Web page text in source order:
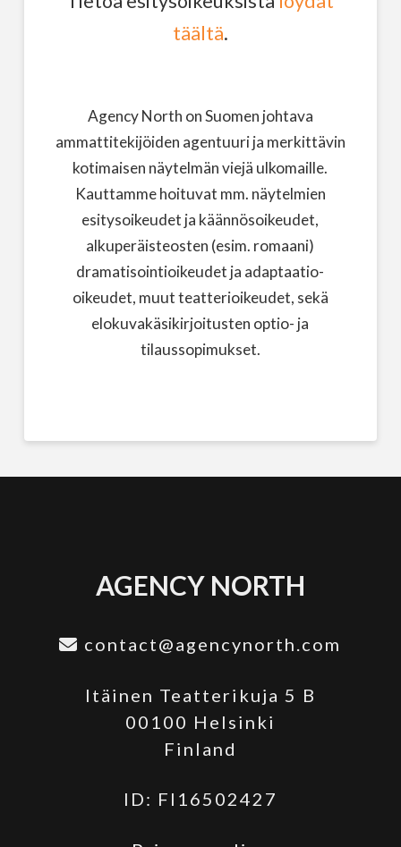
täältä.
Agency North on Suomen johtava
ammattitekijöiden agentuuri ja merkittävin
kotimaisen näytelmän viejä ulkomaille.
Kauttamme hoituvat mm. näytelmien
esitysoikeudet ja käännösoikeudet,
alkuperäisteosten (esim. romaani)
dramatisointioikeudet ja adaptaatio-
oikeudet, muut teatterioikeudet, sekä
elokuvakäsikirjoitusten optio- ja
tilaussopimukset.
AGENCY NORTH
contact@agencynorth.com
Itäinen Teatterikuja 5 B
00100 Helsinki
Finland
ID: FI16502427